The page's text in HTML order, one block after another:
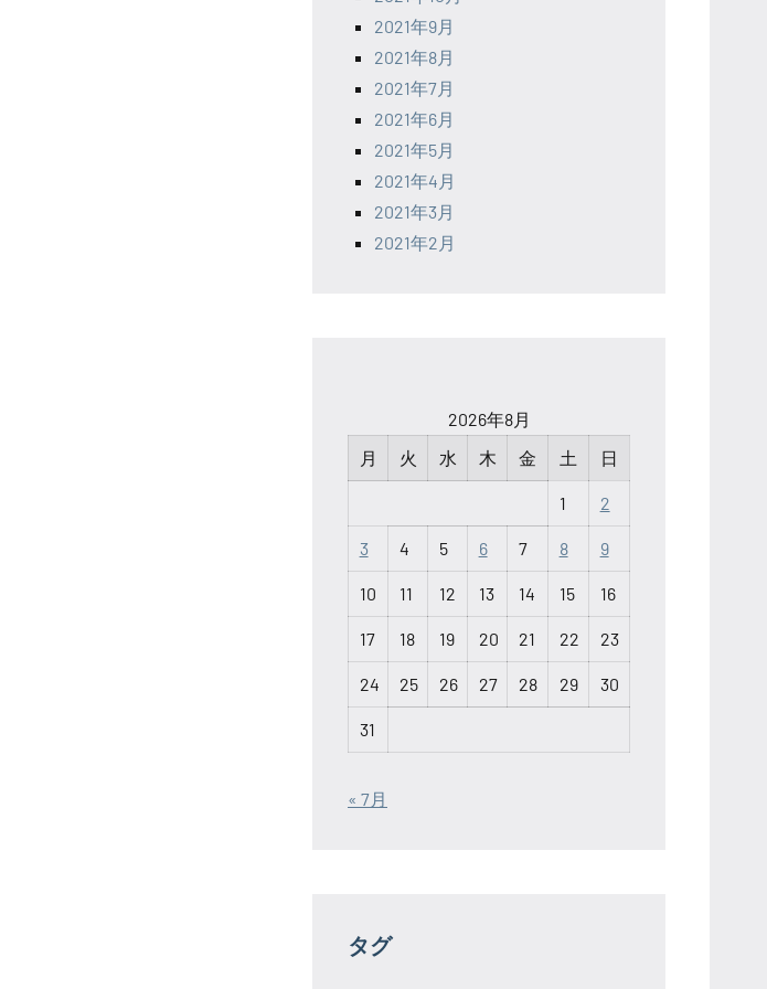
2021年9月
2021年8月
2021年7月
2021年6月
2021年5月
2021年4月
2021年3月
2021年2月
2026年8月
月
火 水 木 金 土 日
1 2
3 4 5 6 7 8 9
10 11 12 13 14 15 16
17 18 19 20 21 22 23
24 25 26 27 28 29 30
31
« 7月
タグ